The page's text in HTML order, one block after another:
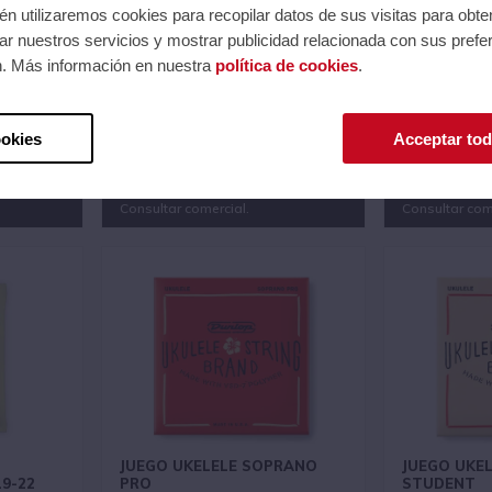
/
JUEGO UKELELE CONCERT /
Consultar comercial.
Ref.:
Código EAN
Consultar
22
JUEGO UKELELE SOPRANO
PRO
JUEGO
STUDENT
utilizaremos cookies para recopilar datos de sus visitas para
nuestros servicios y mostrar publicidad relacionada con sus
Más información en nuestra política de cookies.
Acceptar